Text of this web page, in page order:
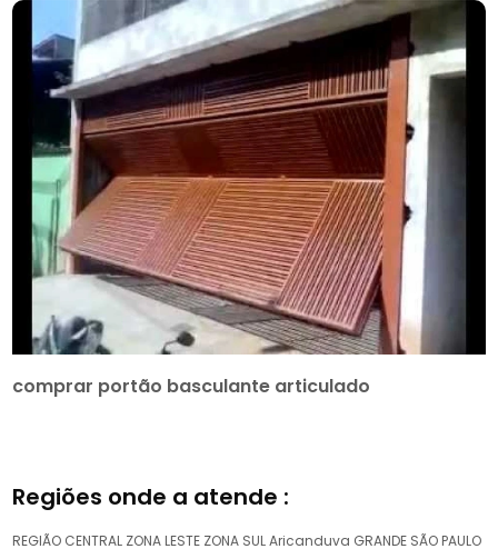
comprar portão basculante articulado
Regiões onde a atende :
REGIÃO CENTRAL ZONA LESTE ZONA SULAricanduva GRANDE SÃO PAULO